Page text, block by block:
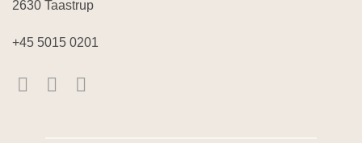
2630 Taastrup
+45 5015 0201